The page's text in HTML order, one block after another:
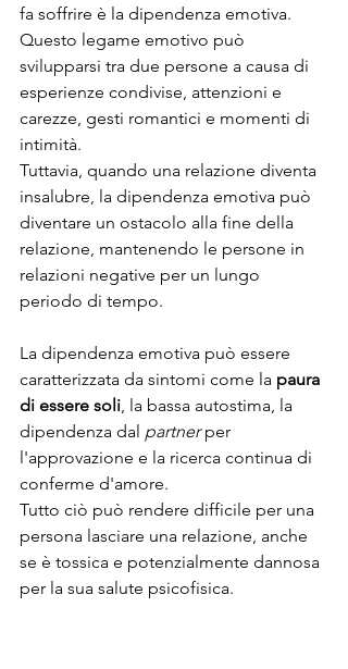
fa soffrire è la dipendenza emotiva.
Questo legame emotivo può
svilupparsi tra due persone a causa di
esperienze condivise, attenzioni e
carezze, gesti romantici e momenti di
intimità.
Tuttavia, quando una relazione diventa
insalubre, la dipendenza emotiva può
diventare un ostacolo alla fine della
relazione, mantenendo le persone in
relazioni negative per un lungo
periodo di tempo.
La dipendenza emotiva può essere
caratterizzata da sintomi come la paura
di essere soli, la bassa autostima, la
dipendenza dal partner per
l'approvazione e la ricerca continua di
conferme d'amore.
Tutto ciò può rendere difficile per una
persona lasciare una relazione, anche
se è tossica e potenzialmente dannosa
per la sua salute psicofisica.